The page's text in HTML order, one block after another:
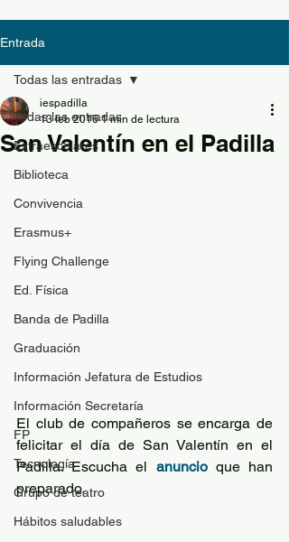
Entrada
Todas las entradas
Extraescolares
Biblioteca
Convivencia
Erasmus+
Flying Challenge
Ed. Física
Banda de Padilla
Graduación
Información Jefatura de Estudios
Información Secretaría
FP
Tecnología
Grupo de teatro
Hábitos saludables
Todas las entradas
San Valentín en el Padilla
iespadilla
13 feb 2016 1 min de lectura
El club de compañeros se encarga de
felicitar el día de San Valentín en el
Padilla. Escucha el anuncio que han
preparado.